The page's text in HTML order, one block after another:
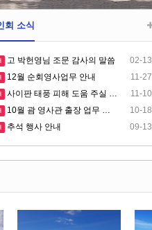
회 소식
고 박헌영님 조문 감사의 말씀 02-13
12월 순회영사업무 안내 11-27
사이판 태풍 피해 도움 주실 곳 안내 11-10
10월 괌 영사관 출장 업무 안내 10-18
추석 행사 안내 09-13